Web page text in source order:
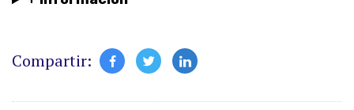
Compartir: